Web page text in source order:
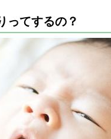
ってするの？